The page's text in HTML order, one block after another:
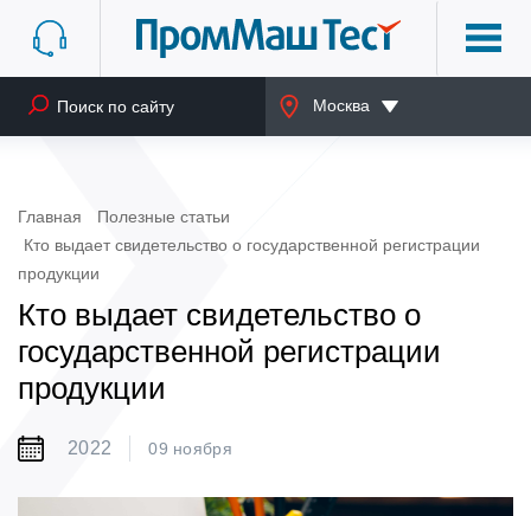
Москва
Главная
Полезные статьи
Кто выдает свидетельство о государственной регистрации
продукции
Кто выдает свидетельство о
государственной регистрации
продукции
2022 09 ноября